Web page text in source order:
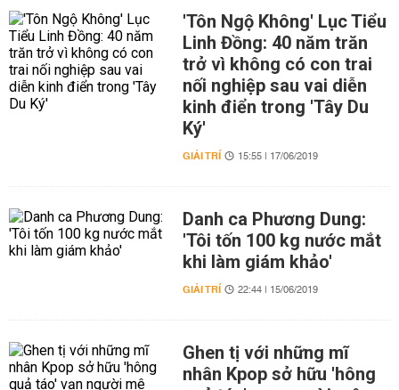
'Tôn Ngộ Không' Lục Tiểu
Linh Đồng: 40 năm trăn
trở vì không có con trai
nối nghiệp sau vai diễn
kinh điển trong 'Tây Du
Ký'
GIẢI TRÍ 15:55 | 17/06/2019
Danh ca Phương Dung:
'Tôi tốn 100 kg nước mắt
khi làm giám khảo'
GIẢI TRÍ 22:44 | 15/06/2019
Ghen tị với những mĩ
nhân Kpop sở hữu 'hông